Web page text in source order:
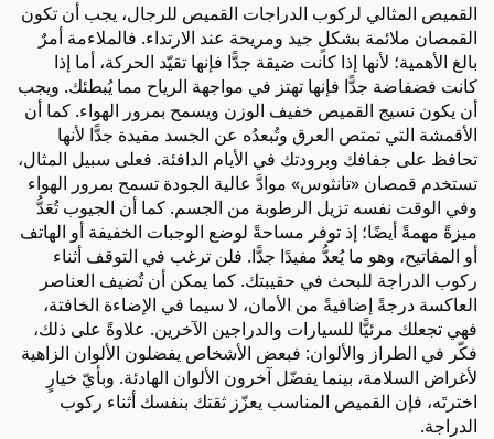
القميص المثالي لركوب الدراجات القميص للرجال، يجب أن تكون
القمصان ملائمة بشكلٍ جيد ومريحة عند الارتداء. فالملاءمة أمرٌ
بالغ الأهمية؛ لأنها إذا كانت ضيقة جدًّا فإنها تقيّد الحركة، أما إذا
كانت فضفاضة جدًّا فإنها تهتز في مواجهة الرياح مما يُبطئك. ويجب
أن يكون نسيج القميص خفيف الوزن ويسمح بمرور الهواء. كما أن
الأقمشة التي تمتص العرق وتُبعدُه عن الجسد مفيدة جدًّا لأنها
تحافظ على جفافك وبرودتك في الأيام الدافئة. فعلى سبيل المثال،
تستخدم قمصان «تانثوس» موادَّ عالية الجودة تسمح بمرور الهواء
وفي الوقت نفسه تزيل الرطوبة من الجسم. كما أن الجيوب تُعَدُّ
ميزةً مهمةً أيضًا؛ إذ توفر مساحةً لوضع الوجبات الخفيفة أو الهاتف
أو المفاتيح، وهو ما يُعدُّ مفيدًا جدًّا. فلن ترغب في التوقف أثناء
ركوب الدراجة للبحث في حقيبتك. كما يمكن أن تُضيف العناصر
العاكسة درجةً إضافيةً من الأمان، لا سيما في الإضاءة الخافتة،
فهي تجعلك مرئيًّا للسيارات والدراجين الآخرين. علاوةً على ذلك،
فكّر في الطراز والألوان: فبعض الأشخاص يفضلون الألوان الزاهية
لأغراض السلامة، بينما يفضّل آخرون الألوان الهادئة. وبأيّ خيارٍ
اخترتَه، فإن القميص المناسب يعزّز ثقتك بنفسك أثناء ركوب
الدراجة.